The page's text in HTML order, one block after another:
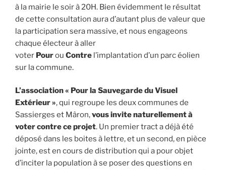
à la mairie le soir à 20H. Bien évidemment le résultat
de cette consultation aura d’autant plus de valeur que
la participation sera massive, et nous engageons
chaque électeur à aller
voter Pourou Contre l’implantation d’un parc éolien
sur la commune.
L’association « Pour la Sauvegarde du Visuel
Extérieur », qui regroupe les deux communes de
Sassierges et Mâron,vous invite naturellement à
voter contre ce projet. Un premier tract a déjà été
déposé dans les boites à lettre, et un second, en pièce
jointe, est en cours de distribution qui a pour objet
d’inciter la population à se poser des questions en